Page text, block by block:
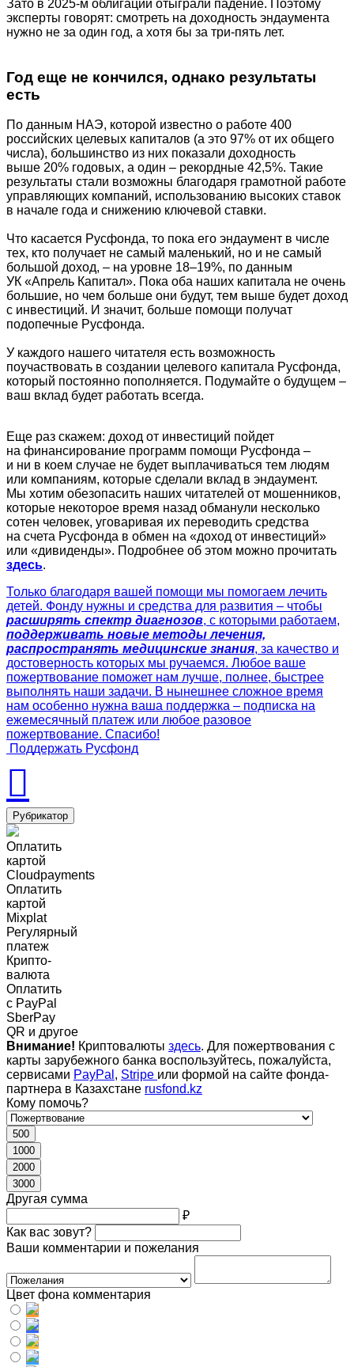
Зато в 2025-м облигации отыграли падение. Поэтому
эксперты говорят: смотреть на доходность эндаумента
нужно не за один год, а хотя бы за три-пять лет.
Год еще не кончился, однако результаты
есть
По данным НАЭ, которой известно о работе 400
российских целевых капиталов (а это 97% от их общего
числа), большинство из них показали доходность
выше 20% годовых, а один – рекордные 42,5%. Такие
результаты стали возможны благодаря грамотной работе
управляющих компаний, использованию высоких ставок
в начале года и снижению ключевой ставки.
Что касается Русфонда, то пока его эндаумент в числе
тех, кто получает не самый маленький, но и не самый
большой доход, – на уровне 18–19%, по данным
УК «Апрель Капитал». Пока оба наших капитала не очень
большие, но чем больше они будут, тем выше будет доход
с инвестиций. И значит, больше помощи получат
подопечные Русфонда.
У каждого нашего читателя есть возможность
поучаствовать в создании целевого капитала Русфонда,
который постоянно пополняется. Подумайте о будущем –
ваш вклад будет работать всегда.
Еще раз скажем: доход от инвестиций пойдет
на финансирование программ помощи Русфонда –
и ни в коем случае не будет выплачиваться тем людям
или компаниям, которые сделали вклад в эндаумент.
Мы хотим обезопасить наших читателей от мошенников,
которые некоторое время назад обманули несколько
сотен человек, уговаривая их переводить средства
на счета Русфонда в обмен на «доход от инвестиций»
или «дивиденды». Подробнее об этом можно прочитать
здесь.
Только благодаря вашей помощи мы помогаем лечить
детей. Фонду нужны и средства для развития – чтобы
расширять спектр диагнозов, с которыми работаем,
поддерживать новые методы лечения,
распространять медицинские знания, за качество и
достоверность которых мы ручаемся. Любое ваше
пожертвование поможет нам лучше, полнее, быстрее
выполнять наши задачи. В нынешнее сложное время
нам особенно нужна ваша поддержка – подписка на
ежемесячный платеж или любое разовое
пожертвование. Спасибо!
Поддержать Русфонд
Рубрикатор
Оплатить
картой
Cloudpayments
Оплатить
картой
Mixplat
Регулярный
платеж
Крипто-
валюта
Оплатить
c PayPal
SberPay
QR и другое
Внимание! Криптовалюты здесь. Для пожертвования с
карты зарубежного банка воспользуйтесь, пожалуйста,
сервисами PayPal , Stripe или формой на сайте фонда-
партнера в Казахстане rusfond.kz
Кому помочь?
500
1000
2000
3000
Другая сумма
₽
Как вас зовут?
Ваши комментарии и пожелания
Цвет фона комментария